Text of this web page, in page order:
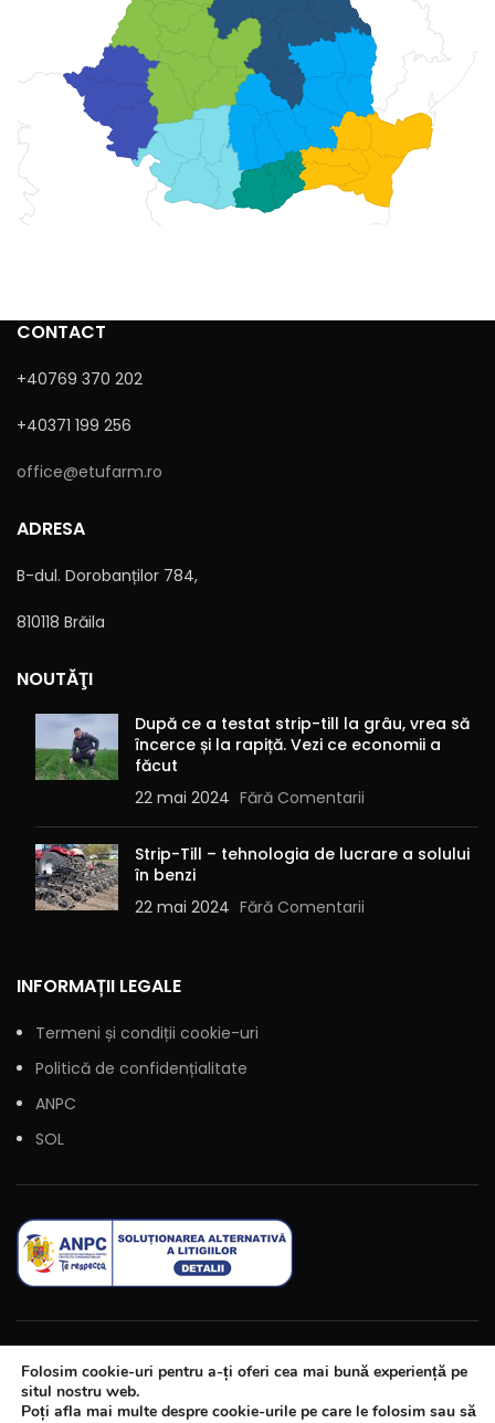
CONTACT
+40769 370 202
+40371 199 256
office@etufarm.ro
ADRESA
B-dul. Dorobanților 784,
810118 Brăila
NOUTĂŢI
După ce a testat strip-till la grâu, vrea să
încerce și la rapiță. Vezi ce economii a
făcut
22 mai 2024 Fără Comentarii
Strip-Till – tehnologia de lucrare a solului
în benzi
22 mai 2024 Fără Comentarii
INFORMAȚII LEGALE
Termeni și condiții cookie-uri
Politică de confidențialitate
ANPC
SOL
Folosim cookie-uri pentru a-ți oferi cea mai bună experiență pe
situl nostru web.
Poți afla mai multe despre cookie-urile pe care le folosim sau să